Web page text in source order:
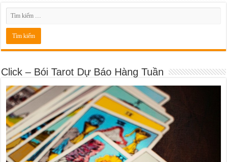
Click – Bói Tarot Dự Báo Hàng Tuần